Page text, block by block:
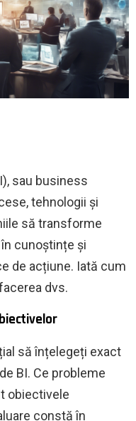
sau business
tehnologii și
să transforme
cunoștințe și
de acțiune. Iată cum
dvs.
să înțelegeți exact
BI. Ce probleme
obiectivele
constă în